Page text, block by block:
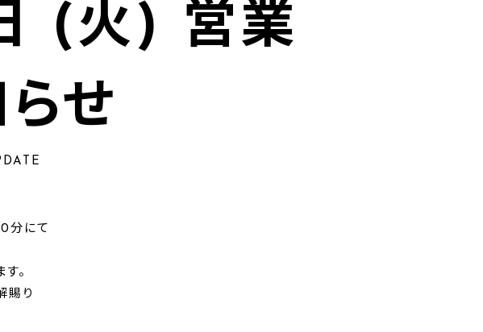
(火) 営業
せ
分にて
。
賜り